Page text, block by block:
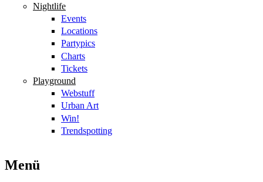
Nightlife
Events
Locations
Partypics
Charts
Tickets
Playground
Webstuff
Urban Art
Win!
Trendspotting
Menü